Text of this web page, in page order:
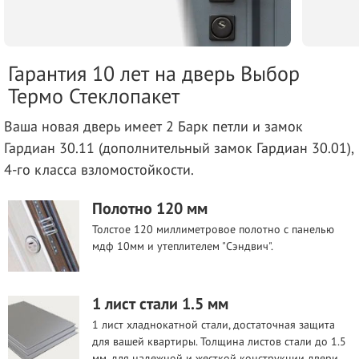
Гарантия 10 лет на дверь Выбор
Термо Стеклопакет
Ваша новая дверь имеет 2 Барк петли и замок
Гардиан 30.11 (дополнительный замок Гардиан 30.01),
4-го класса взломостойкости.
Полотно 120 мм
Толстое 120 миллиметровое полотно с панелью
мдф 10мм и утеплителем "Сэндвич".
1 лист стали 1.5 мм
1 лист хладнокатной стали, достаточная защита
для вашей квартиры. Толщина листов стали до 1.5